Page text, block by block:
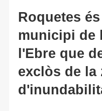
Roquetes
municipi de
l'Ebre que
exclòs de la